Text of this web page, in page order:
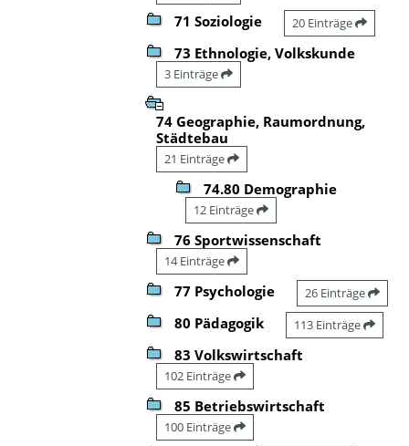
71 Soziologie 20 Einträge
73 Ethnologie, Volkskunde
3 Einträge
74 Geographie, Raumordnung,
Städtebau
21 Einträge
74.80 Demographie
12 Einträge
76 Sportwissenschaft
14 Einträge
77 Psychologie 26 Einträge
80 Pädagogik 113 Einträge
83 Volkswirtschaft
102 Einträge
85 Betriebswirtschaft
100 Einträge